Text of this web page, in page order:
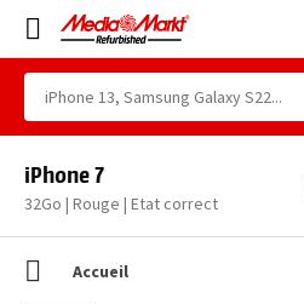
iPhone 7
32Go | Rouge | Etat correct
Accueil